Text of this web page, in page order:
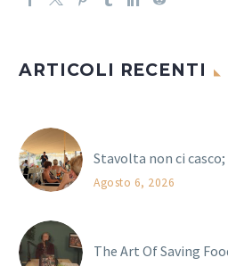
ARTICOLI RECENTI
Stavolta non ci
Agosto 6, 2026
The Art Of Saving